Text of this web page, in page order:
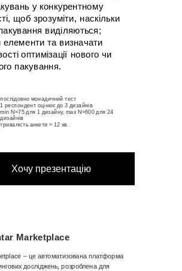
Marketplace
– це автоматизована платформа
досліджень, розроблена для
у конкурентному
щоб зрозуміти, наскільки
виділяються;
елементи та визначати
оптимізації нового чи
пакування.
послідовно монадичний тест
1 респондент оцінює до 3 дизайнів
min N=75 для 1 дизайну, max N=600 для 24
дизайнів
тривалість анкети = 12 хв.
Хочу презентацію